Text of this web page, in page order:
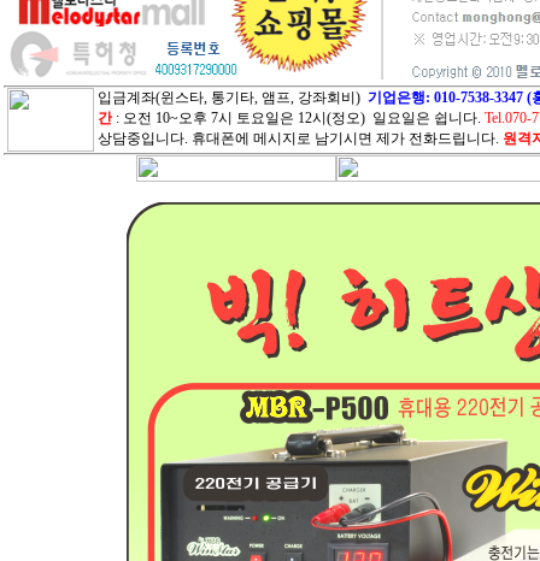
입금계좌(윈스타, 통기타, 앰프, 강좌회비) 기업은행: 010-7538-3347
간 : 오전 10~오후 7시 토요일은 12시(정오) 일요일은 쉽니다. Tel.070-
상담중입니다. 휴대폰에 메시지로 남기시면 제가 전화드립니다. 원격